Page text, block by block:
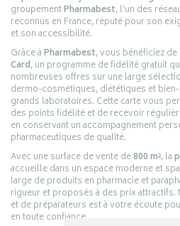
groupementPharmabest, l’un des
reconnus en France, réputé pour son
et son accessibilité.
Grâce àPharmabest, vous bénéficiez
Card, un programme de fidélité gratuit
nombreuses offres sur une large
dermo-cosmétiques, diététiques et
grands laboratoires. Cette carte vous
des points fidélité et de recevoir
en conservant un accompagnement
pharmaceutiques de qualité.
Avec une surface de vente de800 m², la
accueille dans un espace moderne et
large de produits en pharmacie et
rigueur et proposés à des prix attractifs.
et de préparateurs est à votre écoute
en toute confiance.